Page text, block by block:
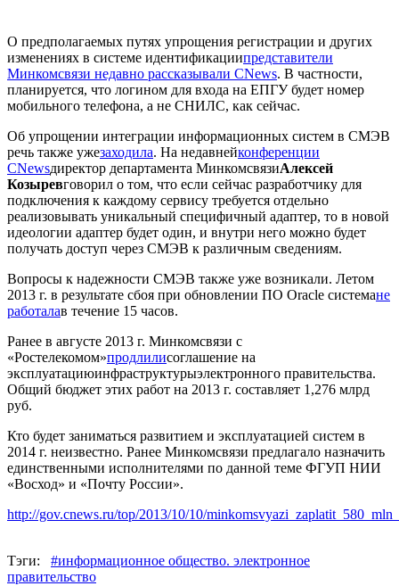
О предполагаемых путях упрощения регистрации и других
изменениях в системе идентификациипредставители
Минкомсвязи недавно рассказывали CNews. В частности,
планируется, что логином для входа на ЕПГУ будет номер
мобильного телефона, а не СНИЛС, как сейчас.
Об упрощении интеграции информационных систем в СМЭВ
речь также ужезаходила. На недавнейконференции
CNewsдиректор департамента МинкомсвязиАлексей
Козыревговорил о том, что если сейчас разработчику для
подключения к каждому сервису требуется отдельно
реализовывать уникальный специфичный адаптер, то в новой
идеологии адаптер будет один, и внутри него можно будет
получать доступ через СМЭВ к различным сведениям.
Вопросы к надежности СМЭВ также уже возникали. Летом
2013 г. в результате сбоя при обновлении ПО Oracle системане
работалав течение 15 часов.
Ранее в августе 2013 г. Минкомсвязи с
«Ростелекомом»продлилисоглашение на
эксплуатациюинфраструктурыэлектронного правительства.
Общий бюджет этих работ на 2013 г. составляет 1,276 млрд
руб.
Кто будет заниматься развитием и эксплуатацией систем в
2014 г. неизвестно. Ранее Минкомсвязи предлагало назначить
единственными исполнителями по данной теме ФГУП НИИ
«Восход» и «Почту России».
http://gov.cnews.ru/top/2013/10/10/
Тэги: #информационное общество. электронное
правительство